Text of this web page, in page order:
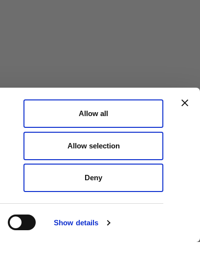
Show details
Allow all
Allow selection
Deny